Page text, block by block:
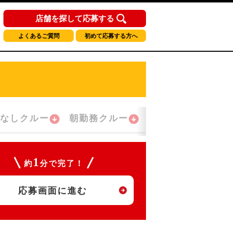
店舗を探して応募する
よくあるご質問 初めて応募する方へ
しクルー 朝勤務クルー
約 1 分で完了！
応募画面に進む